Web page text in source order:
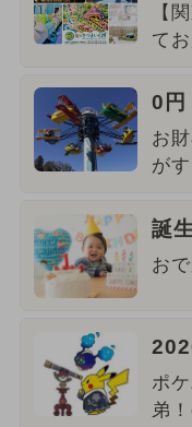
【
て
0円
お
が
誕
お
ポ
弟